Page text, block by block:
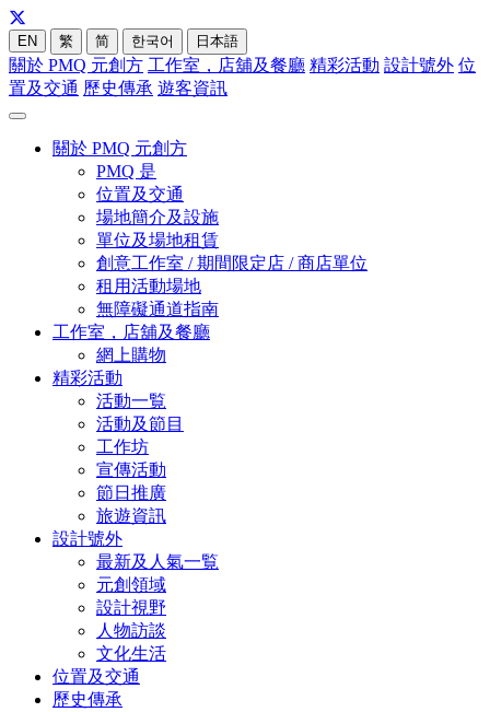
EN 繁 简 한국어 日本語
關於 PMQ 元創方 工作室，店舖及餐廳 精彩活動 設計號外 位
置及交通 歷史傳承 遊客資訊
關於 PMQ 元創方
PMQ 是
位置及交通
場地簡介及設施
單位及場地租賃
創意工作室 / 期間限定店 / 商店單位
租用活動場地
無障礙通道指南
工作室，店舖及餐廳
網上購物
精彩活動
活動一覧
活動及節目
工作坊
宣傳活動
節日推廣
旅遊資訊
設計號外
最新及人氣一覧
元創領域
設計視野
人物訪談
文化生活
位置及交通
歷史傳承